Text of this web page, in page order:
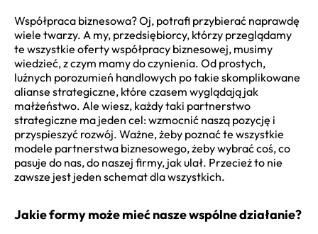
Współpraca biznesowa? Oj, potrafi przybierać naprawdę
wiele twarzy. A my, przedsiębiorcy, którzy przeglądamy
te wszystkie oferty współpracy biznesowej, musimy
wiedzieć, z czym mamy do czynienia. Od prostych,
luźnych porozumień handlowych po takie skomplikowane
alianse strategiczne, które czasem wyglądają jak
małżeństwo. Ale wiesz, każdy taki partnerstwo
strategiczne ma jeden cel: wzmocnić naszą pozycję i
przyspieszyć rozwój. Ważne, żeby poznać te wszystkie
modele partnerstwa biznesowego, żeby wybrać coś, co
pasuje do nas, do naszej firmy, jak ulał. Przecież to nie
zawsze jest jeden schemat dla wszystkich.
Jakie formy może mieć nasze wspólne działanie?